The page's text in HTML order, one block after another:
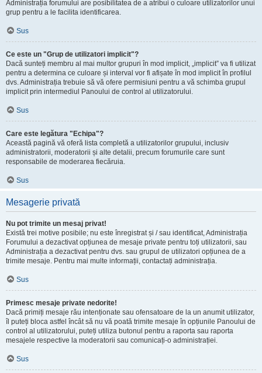
Administrația forumului are posibilitatea de a atribui o culoare utilizatorilor unui
grup pentru a le facilita identificarea.
Sus
Ce este un "Grup de utilizatori implicit"?
Dacă sunteți membru al mai multor grupuri în mod implicit, „implicit” va fi utilizat
pentru a determina ce culoare și interval vor fi afișate în mod implicit în profilul
dvs. Administrația trebuie să vă ofere permisiuni pentru a vă schimba grupul
implicit prin intermediul Panoului de control al utilizatorului.
Sus
Care este legătura "Echipa"?
Această pagină vă oferă lista completă a utilizatorilor grupului, inclusiv
administratorii, moderatorii și alte detalii, precum forumurile care sunt
responsabile de moderarea fiecăruia.
Sus
Mesagerie privată
Nu pot trimite un mesaj privat!
Există trei motive posibile; nu este înregistrat și / sau identificat, Administrația
Forumului a dezactivat opțiunea de mesaje private pentru toți utilizatorii, sau
Administrația a dezactivat pentru dvs. sau grupul de utilizatori opțiunea de a
trimite mesaje. Pentru mai multe informații, contactați administrația.
Sus
Primesc mesaje private nedorite!
Dacă primiți mesaje rău intenționate sau ofensatoare de la un anumit utilizator,
îl puteți bloca astfel încât să nu vă poată trimite mesaje în opțiunile Panoului de
control al utilizatorului, puteți utiliza butonul pentru a raporta sau raporta
mesajele respective la moderatorii sau comunicați-o administrației.
Sus